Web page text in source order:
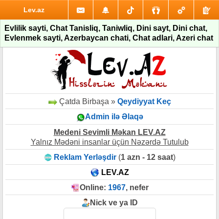
Lev.az
Evlilik sayti, Chat Tanisliq, Taniwliq, Dini sayt, Dini chat,
Evlenmek sayti, Azerbaycan chati, Chat adlari, Azeri chat
Çatda Birbaşa » Qeydiyyat Keç
Admin ilə Əlaqə
Medeni Sevimli Məkan LEV.AZ
Yalnız Mədəni insanlar üçün Nəzərdə Tutulub
Reklam Yerləşdir (1 azn - 12 saat)
LEV.AZ
Online: 1967, nefer
Nick ve ya ID